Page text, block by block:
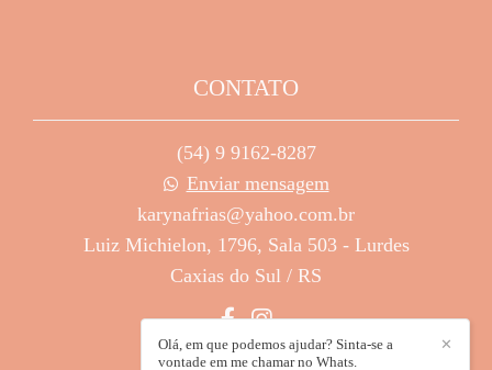
CONTATO
(54) 9 9162-8287
Enviar mensagem
karynafrias@yahoo.com.br
Luiz Michielon, 1796, Sala 503 - Lurdes
Caxias do Sul / RS
✕
Olá, em que podemos ajudar? Sinta-se a
vontade em me chamar no Whats.